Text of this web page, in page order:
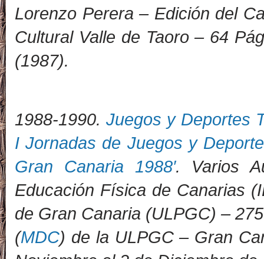
Lorenzo Perera – Edición del
Cultural Valle de Taoro – 64
(1987).
1988-1990. Juegos y Deportes
I Jornadas de Juegos y
Gran Canaria 1988′. Varios
Educación Física de Canarias
de Gran Canaria (ULPGC)–
(MDC) de la ULPGC – Gran